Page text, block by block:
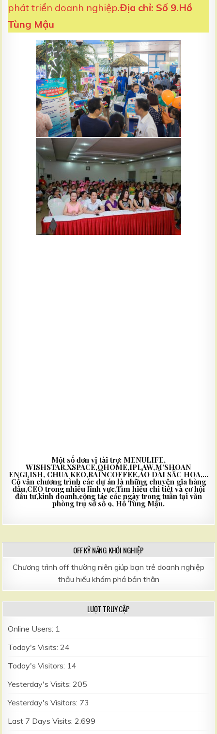
phát triển doanh nghiệp.Địa chỉ: Số 9.Hồ
Tùng Mậu
Một số đơn vị tài trợ: MENULIFE,
WISHSTAR,XSPACE,QHOME,IPLAW,M’SHOAN
ENGLISH, CHUA KEO,RAINCOFFEE,ÁO DÀI SẮC HOA,…
Cố vấn chương trình các dự án là những chuyên gia hàng
đầu,CEO trong nhiều lĩnh vực.Tìm hiểu chi tiết và cơ hội
đầu tư,kinh doanh,cộng tác các ngày trong tuần tại văn
phòng trụ sở số 9, Hồ Tùng Mậu.
OFF KỸ NĂNG KHỞI NGHIỆP
Chương trình off thường niên giúp bạn trẻ doanh nghiệp
thấu hiểu khám phá bản thân
LƯỢT TRUY CẬP
Online Users: 1
Today's Visits: 24
Today's Visitors: 14
Yesterday's Visits: 205
Yesterday's Visitors: 73
Last 7 Days Visits: 2.699